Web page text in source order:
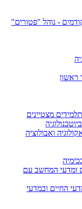
- נוהל "פטורים"
ראשון
מצטיינים
ואבולוציה
ומדעי המחשב עם
החיים ובמדעי